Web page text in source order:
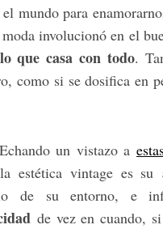
mundo para
involucionó en el
que casa con todo.
como si se dosifica en
un vistazo a
estética vintage es su
de su entorno, e
de vez en cuando,